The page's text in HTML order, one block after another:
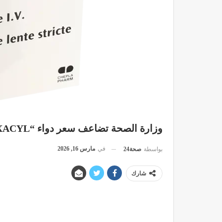
وزارة الصحة تضاعف سعر دواء “EXACYL” المستخدم لعلاج النزيف الدموي
بواسطة صحة24 في مارس 16, 2026
شارك